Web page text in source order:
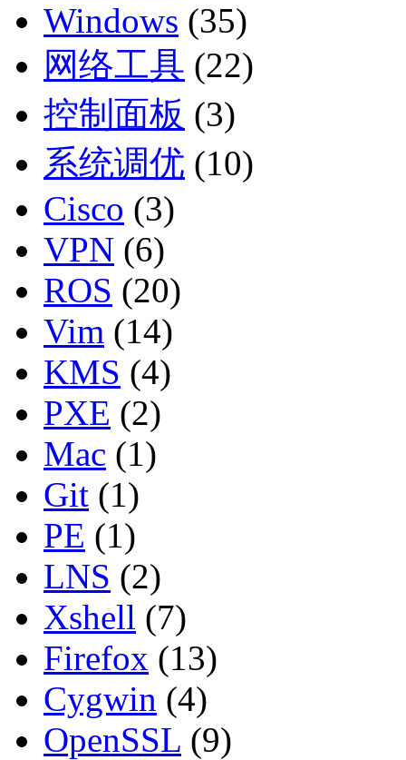
Windows (35)
网络工具 (22)
控制面板 (3)
系统调优 (10)
Cisco (3)
VPN (6)
ROS (20)
Vim (14)
KMS (4)
PXE (2)
Mac (1)
Git (1)
PE (1)
LNS (2)
Xshell (7)
Firefox (13)
Cygwin (4)
OpenSSL (9)